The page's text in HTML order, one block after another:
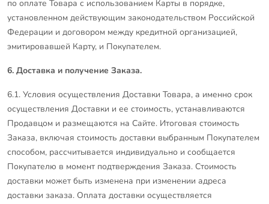
по оплате Товара с использованием Карты в порядке,
установленном действующим законодательством Российской
Федерации и договором между кредитной организацией,
эмитировавшей Карту, и Покупателем.
6. Доставка и получение Заказа.
6.1. Условия осуществления Доставки Товара, а именно срок
осуществления Доставки и ее стоимость, устанавливаются
Продавцом и размещаются на Сайте. Итоговая стоимость
Заказа, включая стоимость доставки выбранным Покупателем
способом, рассчитывается индивидуально и сообщается
Покупателю в момент подтверждения Заказа. Стоимость
доставки может быть изменена при изменении адреса
доставки заказа. Оплата доставки осуществляется